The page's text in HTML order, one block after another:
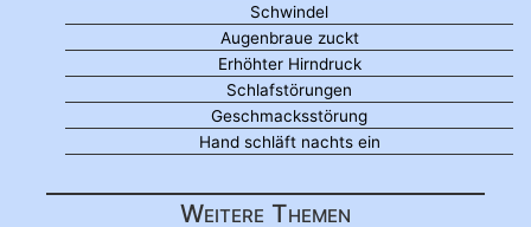
Schwindel
Augenbraue zuckt
Erhöhter Hirndruck
Schlafstörungen
Geschmacksstörung
Hand schläft nachts ein
Weitere Themen